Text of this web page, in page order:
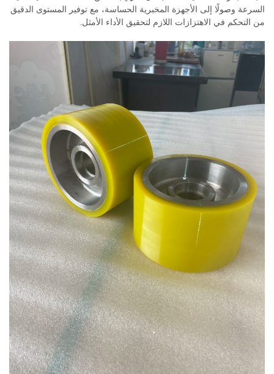
السرعة وصولًا إلى الأجهزة المخبرية الحساسة، مع توفير المستوى الدقيق
من التحكم في الاهتزازات اللازم لتحقيق الأداء الأمثل.